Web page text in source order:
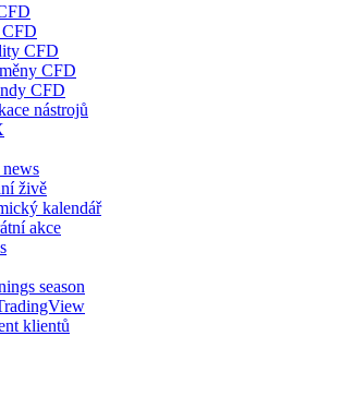
CFD
CFD
CFD
nástrojů
živě
kalendář
akce
season
klientů